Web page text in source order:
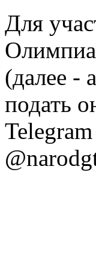
Для
(далее -
подать